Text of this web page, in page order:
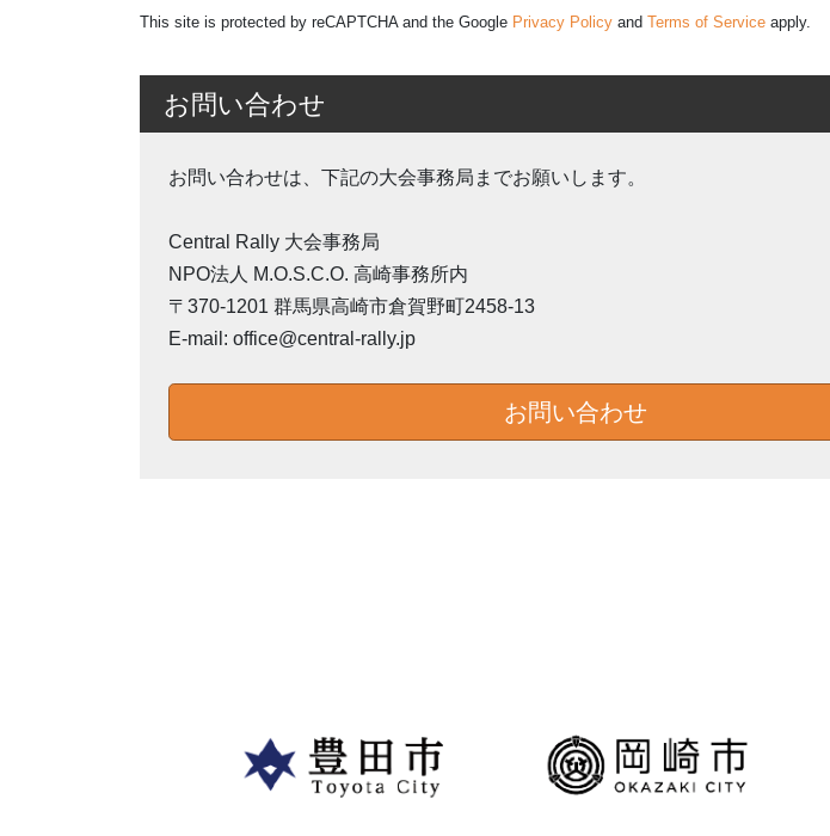
This site is protected by reCAPTCHA and the Google Privacy Policy and Terms of Service apply.
お問い合わせ
お問い合わせは、下記の大会事務局までお願いします。
Central Rally 大会事務局
NPO法人 M.O.S.C.O. 高崎事務所内
〒370-1201 群馬県高崎市倉賀野町2458-13
E-mail: office@central-rally.jp
お問い合わせ